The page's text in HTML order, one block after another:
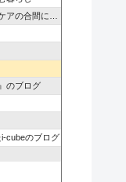
に綴るブログ
のブログ
cubeのブログ